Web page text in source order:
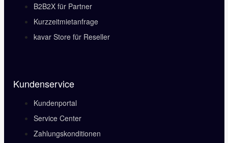
B2B2X für Partner
Kurzzeitmietanfrage
kavar Store für Reseller
Kundenservice
Kundenportal
Service Center
Zahlungskonditionen